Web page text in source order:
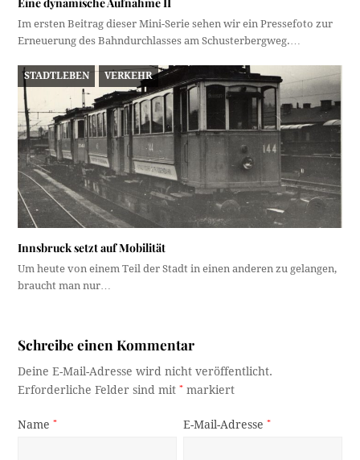
Im ersten Beitrag dieser Mini-Serie sehen wir ein Pressefoto zur
Erneuerung des Bahndurchlasses am Schusterbergweg.…
STADTLEBEN VERKEHR
Innsbruck setzt auf Mobilität
Um heute von einem Teil der Stadt in einen anderen zu gelangen,
braucht man nur…
Schreibe einen Kommentar
Deine E-Mail-Adresse wird nicht veröffentlicht.
Erforderliche Felder sind mit* markiert
Name* E-Mail-Adresse*